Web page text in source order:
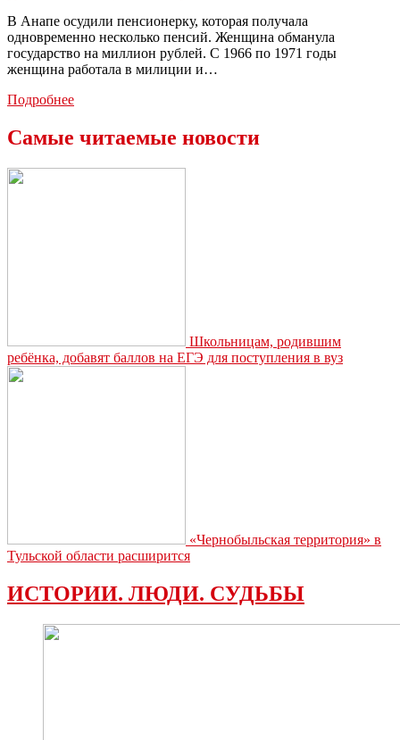
В Анапе осудили пенсионерку, которая получала
одновременно несколько пенсий. Женщина обманула
государство на миллион рублей. С 1966 по 1971 годы
женщина работала в милиции и…
ПодробнееБывшая
государство
Самые читаемые новости
Школьницам, родившим
ребёнка, добавят баллов на ЕГЭ для поступления в вуз
«Чернобыльская территория» в
Тульской области расширится
ИСТОРИИ. ЛЮДИ. СУДЬБЫ